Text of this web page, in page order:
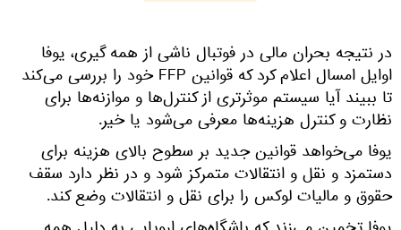
در نتیجه بحران مالی در فوتبال ناشی از همه گیری، یوفا
اوایل امسال اعلام کرد که قوانین FFP خود را بررسی می‌کند
تا ببیند آیا سیستم موثرتری از کنترل‌ها و موازنه‌ها برای
نظارت و کنترل هزینه‌ها معرفی می‌شود یا خیر.
یوفا می‌خواهد قوانین جدید بر سطوح بالای هزینه برای
دستمزد و نقل و انتقالات متمرکز شود و در نظر دارد سقف
حقوق و مالیات لوکس را برای نقل و انتقالات وضع کند.